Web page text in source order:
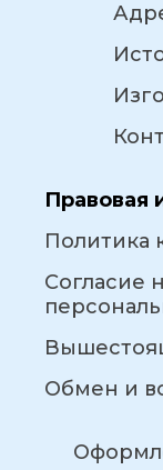
Правовая
Политика
Согласие
Обмен и